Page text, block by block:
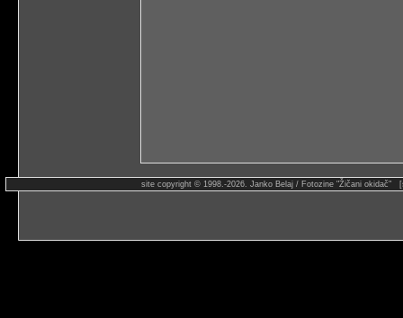
site copyright © 1998.-2026. Janko Belaj / Fotozine "Žičani okidač"